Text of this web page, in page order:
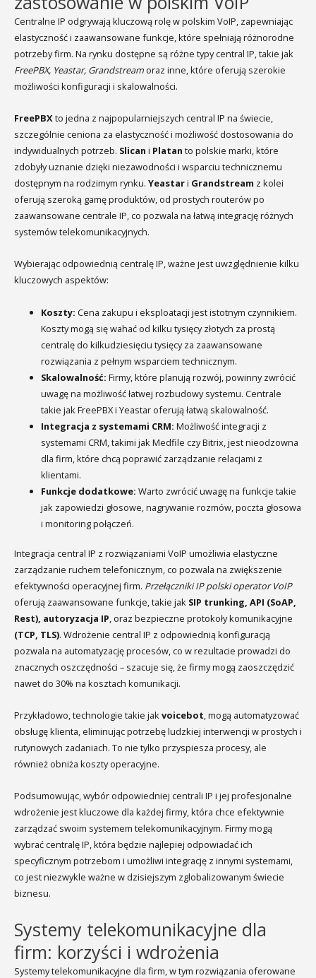
Centralne IP odgrywają kluczową rolę w polskim VoIP, zapewniając
elastyczność i zaawansowane funkcje, które spełniają różnorodne
potrzeby firm. Na rynku dostępne są różne typy central IP, takie jak
FreePBX, Yeastar, Grandstream oraz inne, które oferują szerokie
możliwości konfiguracji i skalowalności.
FreePBXto jedna z najpopularniejszych central IP na świecie,
szczególnie ceniona za elastyczność i możliwość dostosowania do
indywidualnych potrzeb. Slican i Platan to polskie marki, które
zdobyły uznanie dzięki niezawodności i wsparciu technicznemu
dostępnym na rodzimym rynku. Yeastari Grandstream z kolei
oferują szeroką gamę produktów, od prostych routerów po
zaawansowane centrale IP, co pozwala na łatwą integrację różnych
systemów telekomunikacyjnych.
Wybierając odpowiednią centralę IP, ważne jest uwzględnienie kilku
kluczowych aspektów:
Koszty: Cena zakupu i eksploatacji jest istotnym czynnikiem.
Koszty mogą się wahać od kilku tysięcy złotych za prostą
centralę do kilkudziesięciu tysięcy za zaawansowane
rozwiązania z pełnym wsparciem technicznym.
Skalowalność: Firmy, które planują rozwój, powinny zwrócić
uwagę na możliwość łatwej rozbudowy systemu. Centrale
takie jak FreePBX i Yeastar oferują łatwą skalowalność.
Integracja z systemami CRM: Możliwość integracji z
systemami CRM, takimi jak Medfile czy Bitrix, jest nieodzowna
dla firm, które chcą poprawić zarządzanie relacjami z
klientami.
Funkcje dodatkowe: Warto zwrócić uwagę na funkcje takie
jak zapowiedzi głosowe, nagrywanie rozmów, poczta głosowa
i monitoring połączeń.
Integracja central IP z rozwiązaniami VoIP umożliwia elastyczne
zarządzanie ruchem telefonicznym, co pozwala na zwiększenie
efektywności operacyjnej firm. Przełączniki IP polski operator VoIP
oferują zaawansowane funkcje, takie jak SIP trunking, API (SoAP,
Rest), autoryzacja IP, oraz bezpieczne protokoły komunikacyjne
(TCP, TLS). Wdrożenie central IP z odpowiednią konfiguracją
pozwala na automatyzację procesów, co w rezultacie prowadzi do
znacznych oszczędności – szacuje się, że firmy mogą zaoszczędzić
nawet do 30% na kosztach komunikacji.
Przykładowo, technologie takie jakvoicebot, mogą automatyzować
obsługę klienta, eliminując potrzebę ludzkiej interwencji w prostych i
rutynowych zadaniach. To nie tylko przyspiesza procesy, ale
również obniża koszty operacyjne.
Podsumowując, wybór odpowiedniej centrali IP i jej profesjonalne
wdrożenie jest kluczowe dla każdej firmy, która chce efektywnie
zarządzać swoim systemem telekomunikacyjnym. Firmy mogą
wybrać centralę IP, która będzie najlepiej odpowiadać ich
specyficznym potrzebom i umożliwi integrację z innymi systemami,
co jest niezwykle ważne w dzisiejszym zglobalizowanym świecie
biznesu.
Systemy telekomunikacyjne dla
firm: korzyści i wdrożenia
Systemy telekomunikacyjne dla firm, w tym rozwiązania oferowane